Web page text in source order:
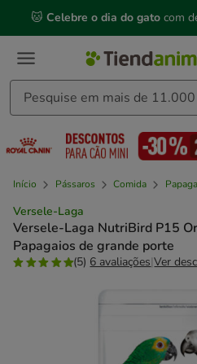
mensagem,
🐱 Celebre o dia do gato com
Início Pássaros Comida
Versele-Laga
Versele-Laga NutriBird P15
Papagaios de grande porte
(5) 6 avaliações|Ver